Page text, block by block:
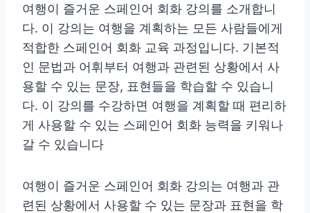
여행이 즐거운 스페인어 회화 강의를 소개합니
다. 이 강의는 여행을 계획하는 모든 사람들에게
적합한 스페인어 회화 교육 과정입니다. 기본적
인 문법과 어휘부터 여행과 관련된 상황에서 사
용할 수 있는 문장, 표현들을 학습할 수 있습니
다. 이 강의를 수강하면 여행을 계획할 때 편리하
게 사용할 수 있는 스페인어 회화 능력을 키워나
갈 수 있습니다
여행이 즐거운 스페인어 회화 강의는 여행과 관
련된 상황에서 사용할 수 있는 문장과 표현을 학